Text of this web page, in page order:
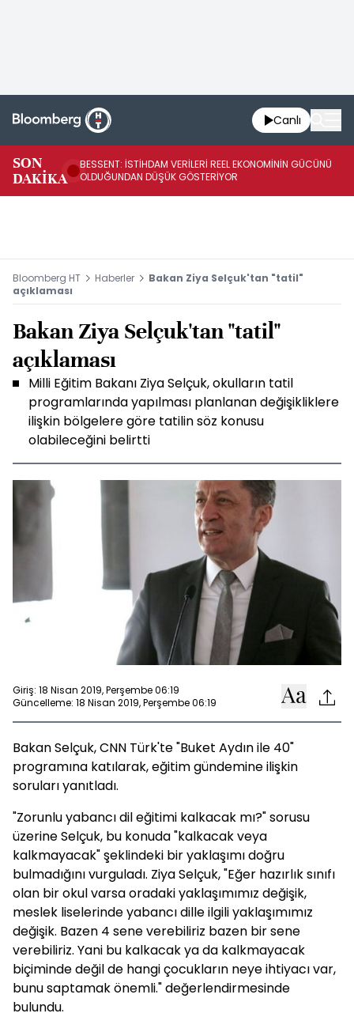
Canlı
SON
DAKİKA
BESSENT: İSTİHDAM VERİLERİ REEL EKONOMİNİN GÜCÜNÜ
OLDUĞUNDAN DÜŞÜK GÖSTERİYOR
Bloomberg HT Haberler
Bakan Ziya Selçuk'tan "tatil"
açıklaması
Bakan Ziya Selçuk'tan "tatil"
açıklaması
Milli Eğitim Bakanı Ziya Selçuk, okulların tatil
programlarında yapılması planlanan değişikliklere
ilişkin bölgelere göre tatilin söz konusu
olabileceğini belirtti
Giriş: 18 Nisan 2019, Perşembe 06:19
Güncelleme: 18 Nisan 2019, Perşembe 06:19
Bakan Selçuk, CNN Türk'te "Buket Aydın ile 40"
programına katılarak, eğitim gündemine ilişkin
soruları yanıtladı.
"Zorunlu yabancı dil eğitimi kalkacak mı?" sorusu
üzerine Selçuk, bu konuda "kalkacak veya
kalkmayacak" şeklindeki bir yaklaşımı doğru
bulmadığını vurguladı. Ziya Selçuk, "Eğer hazırlık sınıfı
olan bir okul varsa oradaki yaklaşımımız değişik,
meslek liselerinde yabancı dille ilgili yaklaşımımız
değişik. Bazen 4 sene verebiliriz bazen bir sene
verebiliriz. Yani bu kalkacak ya da kalkmayacak
biçiminde değil de hangi çocukların neye ihtiyacı var,
bunu saptamak önemli." değerlendirmesinde
bulundu.